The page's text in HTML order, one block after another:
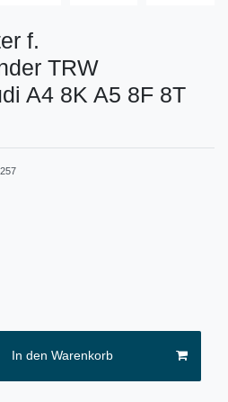
f.
TRW
A4 8K A5 8F 8T
In den Warenkorb